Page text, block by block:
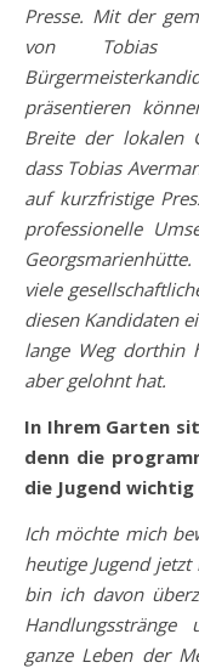
Presse. Mit der
von Tobias
präsentieren
Breite der lokalen
dass Tobias
auf kurzfristige
professionelle
viele
diesen Kandidaten
lange Weg dorthin
aber gelohnt hat.
In Ihrem Garten
denn die
die Jugend wichtig
Ich möchte mich
heutige Jugend
bin ich davon
ganze Leben der